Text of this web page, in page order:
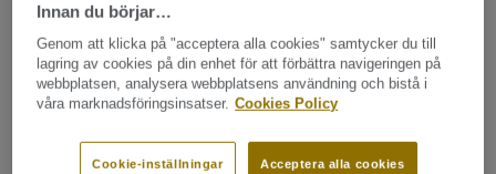
Hela kollektionen - LRV och NCS (1355)
Alla tillbehör|Svetstråd
Innan du börjar…
Genom att klicka på "acceptera alla cookies" samtycker du till
lagring av cookies på din enhet för att förbättra navigeringen på
webbplatsen, analysera webbplatsens användning och bistå i
våra marknadsföringsinsatser. Cookies Policy
Acceptera alla cookies
Cookie-inställningar